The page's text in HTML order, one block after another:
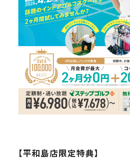
【平和島店限定特典】